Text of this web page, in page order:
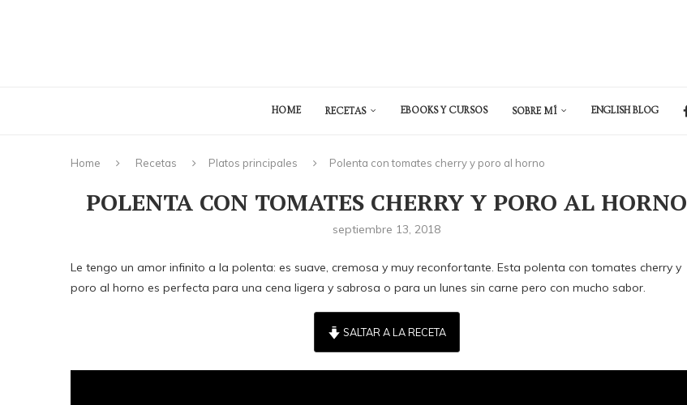
HOME RECETAS EBOOKS Y CURSOS SOBRE MÍ ENGLISH BLOG
Home Recetas Platos principales Polenta con tomates cherry y poro al horno
POLENTA CON TOMATES CHERRY Y PORO AL HORNO
septiembre 13, 2018
Le tengo un amor infinito a la polenta: es suave, cremosa y muy reconfortante. Esta polenta con tomates cherry y
poro al horno es perfecta para una cena ligera y sabrosa o para un lunes sin carne pero con mucho sabor.
SALTAR A LA RECETA